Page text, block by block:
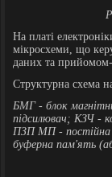
На платі
мікросхеми, що
даних та прийомом-
Структурна схема
БМГ - блок
підсилювач; КЗЧ -
ПЗП МП -
буферна пам'ять